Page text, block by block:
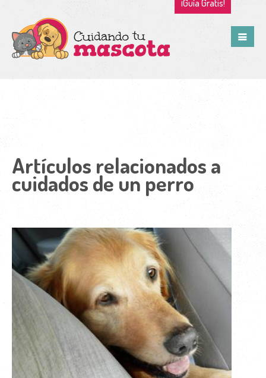
¡Guía Gratis!
Artículos relacionados a
cuidados de un perro